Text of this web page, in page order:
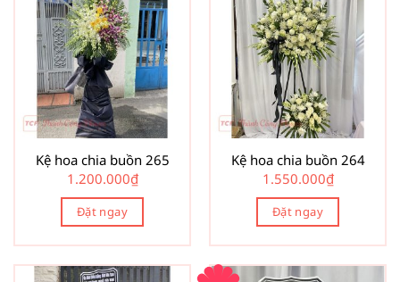
Kệ hoa chia buồn 265
1.200.000₫
Đặt ngay
Kệ hoa chia buồn 264
1.550.000₫
Đặt ngay